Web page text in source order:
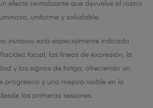
efecto revitalizante que devuelve al rostro
uniforme y saludable.
invasivo está especialmente indicado
facial, las líneas de expresión, la
y los signos de fatiga, ofreciendo un
progresivo y una mejora visible en la
las primeras sesiones.